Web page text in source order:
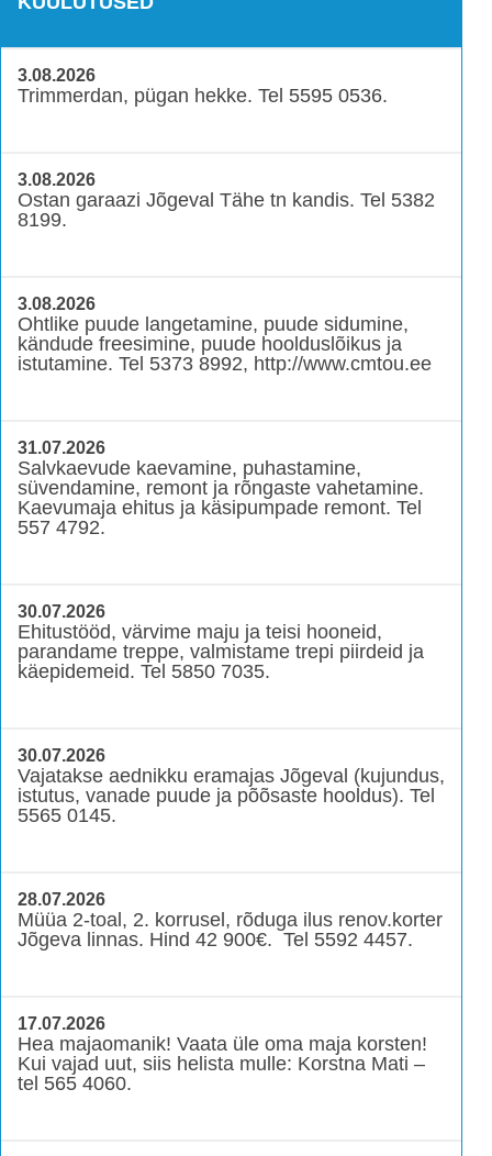
3.08.2026
Trimmerdan, pügan hekke. Tel 5595 0536.
3.08.2026
Ostan garaazi Jõgeval Tähe tn kandis. Tel 5382
8199.
3.08.2026
Ohtlike puude langetamine, puude sidumine,
kändude freesimine, puude hoolduslõikus ja
istutamine. Tel 5373 8992, http://www.cmtou.ee
31.07.2026
Salvkaevude kaevamine, puhastamine,
süvendamine, remont ja rõngaste vahetamine.
Kaevumaja ehitus ja käsipumpade remont. Tel
557 4792.
30.07.2026
Ehitustööd, värvime maju ja teisi hooneid,
parandame treppe, valmistame trepi piirdeid ja
käepidemeid. Tel 5850 7035.
30.07.2026
Vajatakse aednikku eramajas Jõgeval (kujundus,
istutus, vanade puude ja põõsaste hooldus). Tel
5565 0145.
28.07.2026
Müüa 2-toal, 2. korrusel, rõduga ilus renov.korter
Jõgeva linnas. Hind 42 900€. Tel 5592 4457.
17.07.2026
Hea majaomanik! Vaata üle oma maja korsten!
Kui vajad uut, siis helista mulle: Korstna Mati –
tel 565 4060.